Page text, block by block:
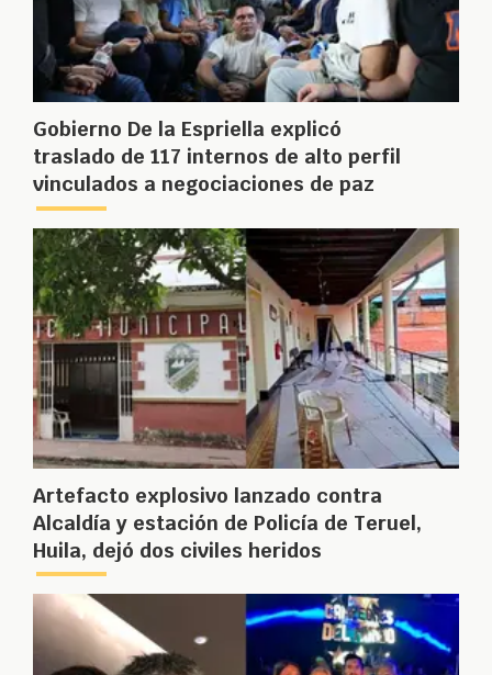
Gobierno De la Espriella explicó
traslado de 117 internos de alto perfil
vinculados a negociaciones de paz
Artefacto explosivo lanzado contra
Alcaldía y estación de Policía de Teruel,
Huila, dejó dos civiles heridos